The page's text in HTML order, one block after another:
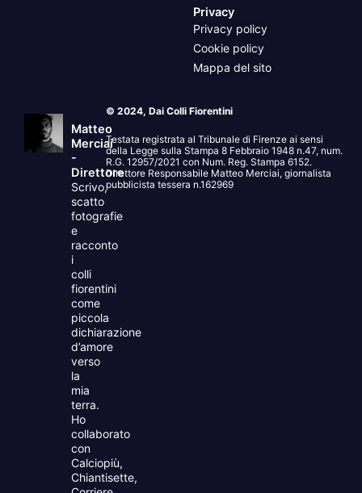
Privacy
Privacy policy
Cookie policy
Mappa del sito
Matteo
Merciai
-
Direttore
Scrivo,
scatto
fotografie
e
racconto
i
colli
fiorentini
come
piccola
dichiarazione
d’amore
verso
la
mia
terra.
Ho
collaborato
con
Calciopiù,
Chiantisette,
© 2024, Dai Colli Fiorentini
Testata registrata al Tribunale di Firenze ai sensi
della Legge sulla Stampa 8 Febbraio 1948 n.47, num.
R.G. 12957/2021 con Num. Reg. Stampa 6152.
Direttore Responsabile Matteo Merciai, giornalista
pubblicista tessera n.162969